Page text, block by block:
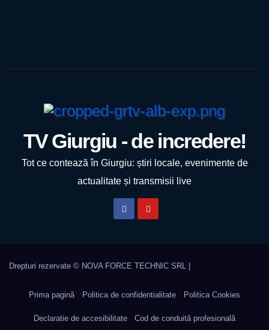
TV Giurgiu - de incredere!
Tot ce contează în Giurgiu: știri locale, evenimente de
actualitate și transmisii live
Prima pagină Politica de confidentialitate Politica Cookies
Declaratie de accesibilitate Cod de conduită profesională